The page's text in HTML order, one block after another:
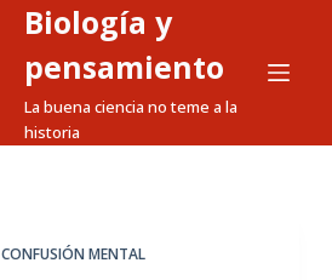
Biología y
pensamiento
La buena ciencia no teme a la
historia
CONFUSIÓN MENTAL